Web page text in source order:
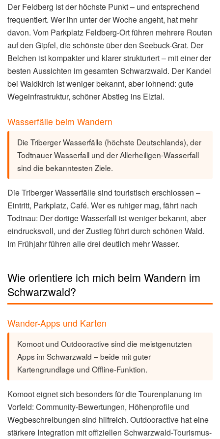
Der Feldberg ist der höchste Punkt – und entsprechend
frequentiert. Wer ihn unter der Woche angeht, hat mehr
davon. Vom Parkplatz Feldberg-Ort führen mehrere Routen
auf den Gipfel, die schönste über den Seebuck-Grat. Der
Belchen ist kompakter und klarer strukturiert – mit einer der
besten Aussichten im gesamten Schwarzwald. Der Kandel
bei Waldkirch ist weniger bekannt, aber lohnend: gute
Wegeinfrastruktur, schöner Abstieg ins Elztal.
Wasserfälle beim Wandern
Die Triberger Wasserfälle (höchste Deutschlands), der
Todtnauer Wasserfall und der Allerheiligen-Wasserfall
sind die bekanntesten Ziele.
Die Triberger Wasserfälle sind touristisch erschlossen –
Eintritt, Parkplatz, Café. Wer es ruhiger mag, fährt nach
Todtnau: Der dortige Wasserfall ist weniger bekannt, aber
eindrucksvoll, und der Zustieg führt durch schönen Wald.
Im Frühjahr führen alle drei deutlich mehr Wasser.
Wie orientiere ich mich beim Wandern im
Schwarzwald?
Wander-Apps und Karten
Komoot und Outdooractive sind die meistgenutzten
Apps im Schwarzwald – beide mit guter
Kartengrundlage und Offline-Funktion.
Komoot eignet sich besonders für die Tourenplanung im
Vorfeld: Community-Bewertungen, Höhenprofile und
Wegbeschreibungen sind hilfreich. Outdooractive hat eine
stärkere Integration mit offiziellen Schwarzwald-Tourismus-